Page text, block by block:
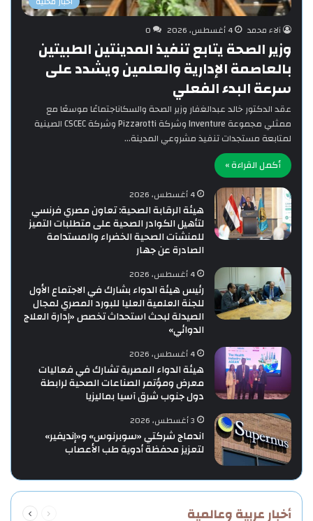
آلاء محمد
4 أغسطس، 2026 0
وزير الصحة يتابع تنفيذ المدينتين الطبيتين
بالعاصمة الإدارية والعلمين ويشدد على
سرعة البدء الفعلي
‎عقد الدكتور خالد عبدالغفار وزير الصحة والسكاناجتماعًا موسعًا مع
ممثلي مجموعة Inventure وشركة Pizzarotti وشركة CSCEC الصينية
لمتابعة مستجدات تنفيذ مشروعي المدينة…
أكمل القراءة »
4 أغسطس، 2026
هيئة الرقابة الصحية: تعاون مصري فرنسي
لتأهيل الكوادر الصحية على متطلبات التميز
للمنشآت الصحية الخضراء والمستدامة
الصادرة عن جهار
4 أغسطس، 2026
رئيس هيئة الدواء بشارك في الاجتماع الأول
للجنة العلمية العليا للبورد المصري لمجال
الصيدلة لبحث استحداث تخصص «إدارة العلاج
الدوائي»
4 أغسطس، 2026
هيئة الدواء المصرية تشارك في فعاليات
معرض ومؤتمر الصناعات الصحية لرابطة
دول جنوب شرق آسيا بماليزيا
3 أغسطس، 2026
اندماج شركتي «سوبرنوس» و«إنديفير»
لتعزيز محفظة أدوية طب الأعصاب
أخبار عربية وعالمية الصفحةالصفحة